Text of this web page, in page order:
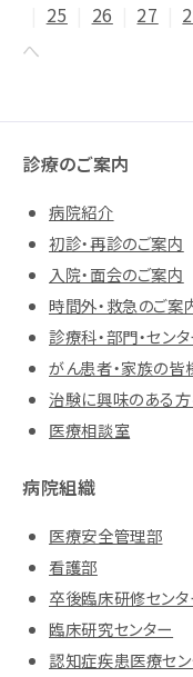
25 26 27
へ
診療のご案内
病院紹介
初診・再診のご案内
入院・面会のご案内
時間外・救急のご案
診療科・部門・セン
がん患者・家族の皆
治験に興味のある
医療相談室
病院組織
医療安全管理部
看護部
卒後臨床研修センタ
臨床研究センター
認知症疾患医療セ